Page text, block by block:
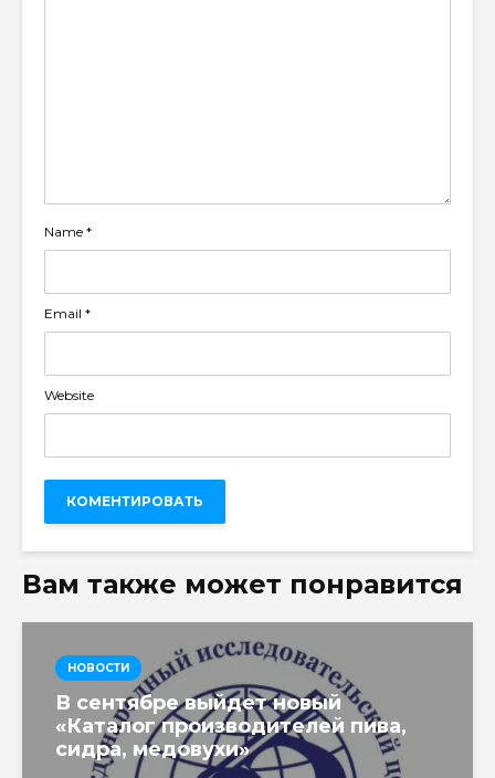
Name *
Email *
Website
Вам также может понравится
НОВОСТИ
В сентябре выйдет новый
«Каталог производителей пива,
сидра, медовухи»